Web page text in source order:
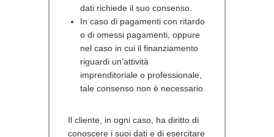
dati richiede il suo consenso.
In caso di pagamenti con ritardo
o di omessi pagamenti, oppure
nel caso in cui il finanziamento
riguardi un’attività
imprenditoriale o professionale,
tale consenso non è necessario.
Il cliente, in ogni caso, ha diritto di
conoscere i suoi dati e di esercitare